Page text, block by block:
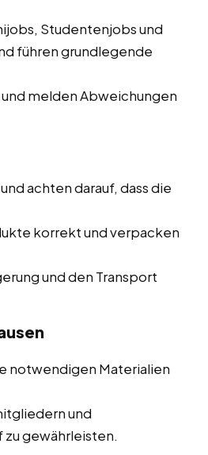
Studentenjobs und
führen grundlegende
melden Abweichungen
achten darauf, dass die
korrekt und verpacken
und den Transport
notwendigen Materialien
und
gewährleisten.